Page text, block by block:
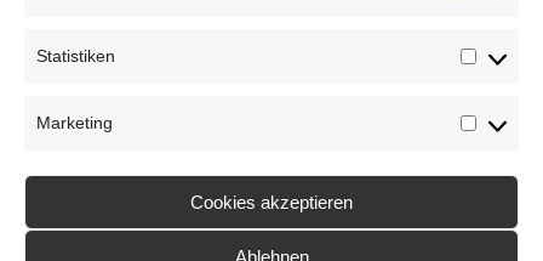
Statistiken
Marketing
Cookies akzeptieren
Ablehnen